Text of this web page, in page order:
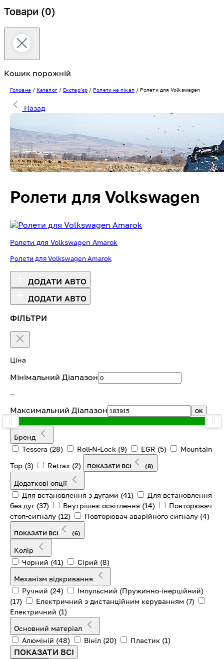
Товари (0)
Кошик порожній
Головна / Каталог/ Екстерʼєр/ Ролети на пікап/ Ролети для Volkswagen
Назад
Ролети для Volkswagen
Ролети для Volkswagen Amarok
Ролети для Volkswagen Amarok
ДОДАТИ АВТО
ДОДАТИ АВТО
ФІЛЬТРИ
Ціна
Мінімальний Діапазон
—
Максимальний Діапазон OK
Бренд
Tessera (28) Roll-N-Lock (9) EGR (5)
Mountain
Top (3) Retrax (2) ПОКАЗАТИ ВСІ (8)
Додаткові опції
Для встановлення з дугами (41)
Для встановлення
без дуг (37) Внутрішнє освітлення (14)
Повторювач
стоп-сигналу (12) Повторювач аварійного сигналу (4)
ПОКАЗАТИ ВСІ (6)
Колір
Чорний (41) Сірий (8)
Механізм відкривання
Ручний (24)
Імпульсний (Пружинно-інерційний)
(17)
Електричний з дистанційним керуванням (7)
Електричний (1)
Основний матеріал
Алюміній (48) Вініл (20) Пластик (1)
ПОКАЗАТИ ВСІ